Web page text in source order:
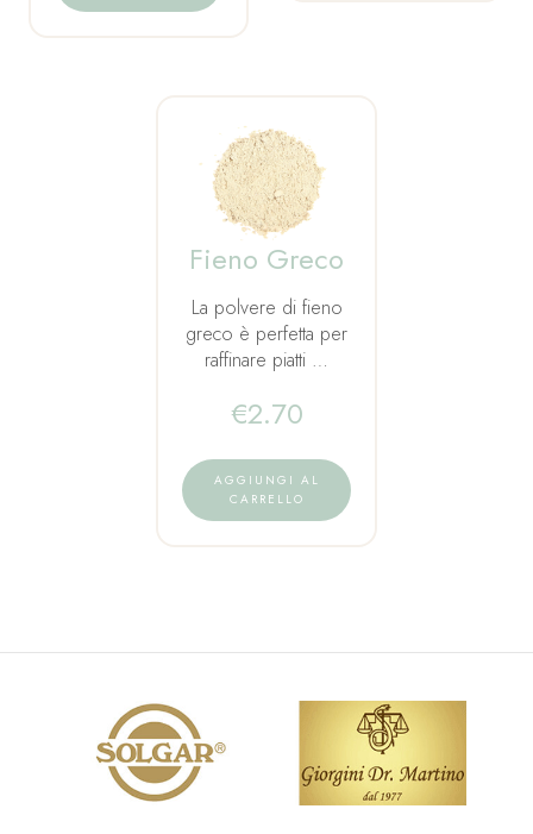
Fieno Greco
La polvere di fieno
greco è perfetta per
raffinare piatti …
€2.70
AGGIUNGI AL
CARRELLO